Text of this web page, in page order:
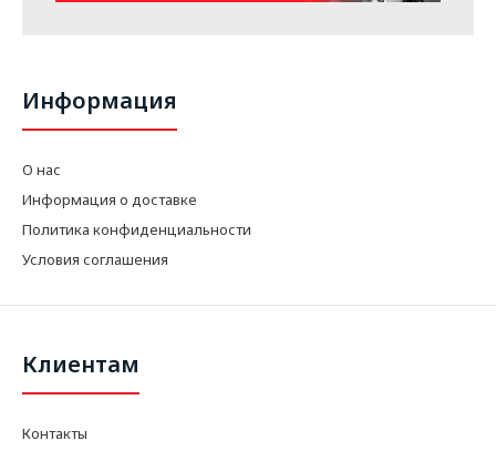
Информация
О нас
Информация о доставке
Политика конфиденциальности
Условия соглашения
Клиентам
Контакты